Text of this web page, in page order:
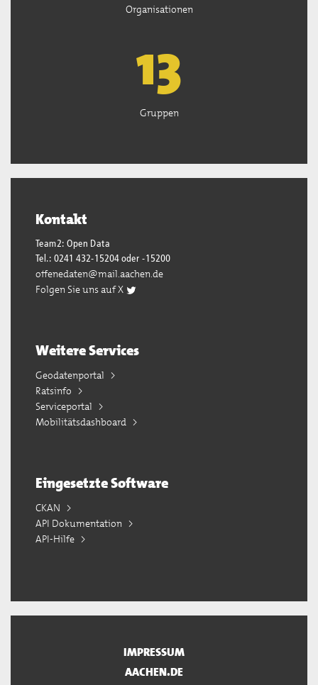
Organisationen
13
Gruppen
Kontakt
Team2: Open Data
Tel.: 0241 432-15204 oder -15200
offenedaten@mail.aachen.de
Folgen Sie uns auf X
Weitere Services
Geodatenportal
Ratsinfo
Serviceportal
Mobilitätsdashboard
Eingesetzte Software
CKAN
API Dokumentation
API-Hilfe
IMPRESSUM
AACHEN.DE